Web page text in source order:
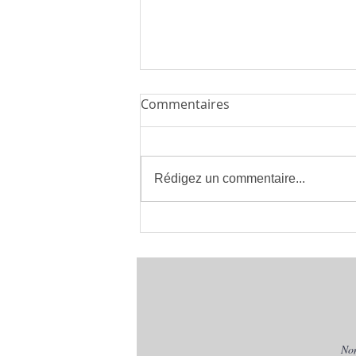
Commentaires
Rédigez un commentaire...